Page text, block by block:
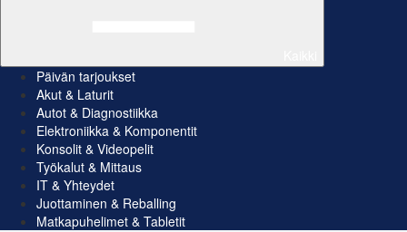
Päivän tarjoukset
Akut & Laturit
Autot & Diagnostiikka
Elektroniikka & Komponentit
Konsolit & Videopelit
Työkalut & Mittaus
IT & Yhteydet
Juottaminen & Reballing
Matkapuhelimet & Tabletit